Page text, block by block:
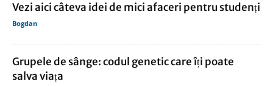
Vezi aici câteva idei de mici afaceri pentru studenți
Bogdan
Grupele de sânge: codul genetic care îți poate
salva viața